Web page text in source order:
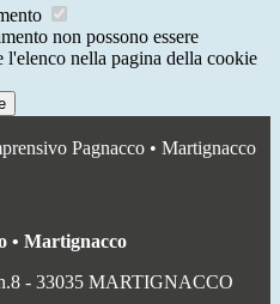
non possono essere
nella pagina della cookie
Pagnacco • Martignacco
• Martignacco
- 33035 MARTIGNACCO